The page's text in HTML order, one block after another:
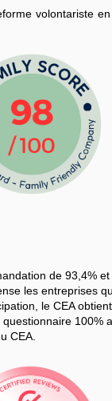
volontariste
de 93,4%
les entreprises
le CEA
CEA.